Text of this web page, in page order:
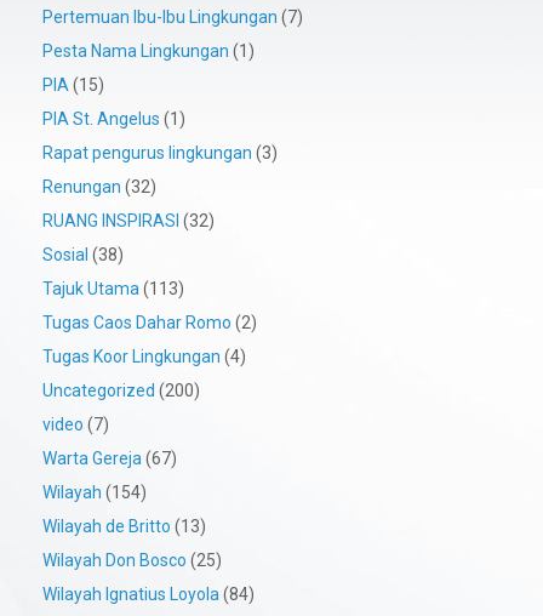
Pertemuan Ibu-Ibu Lingkungan (7)
Pesta Nama Lingkungan (1)
PIA (15)
PIA St. Angelus (1)
Rapat pengurus lingkungan (3)
Renungan (32)
RUANG INSPIRASI (32)
Sosial (38)
Tajuk Utama (113)
Tugas Caos Dahar Romo (2)
Tugas Koor Lingkungan (4)
Uncategorized (200)
video (7)
Warta Gereja (67)
Wilayah (154)
Wilayah de Britto (13)
Wilayah Don Bosco (25)
Wilayah Ignatius Loyola (84)